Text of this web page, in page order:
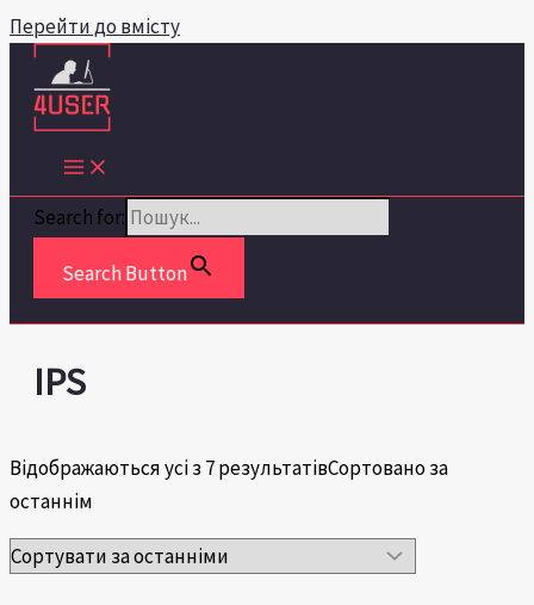
Перейти до вмісту
Search for:
Search Button
IPS
Відображаються усі з 7 результатівСортовано за
останнім